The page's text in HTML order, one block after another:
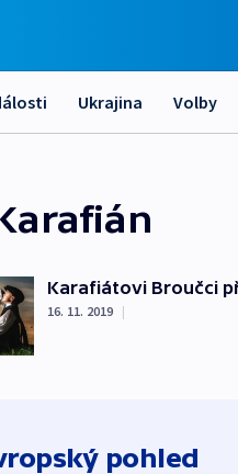
Ukrajina Volby
Karafiátovi Broučci
16. 11. 2019 |
pohled